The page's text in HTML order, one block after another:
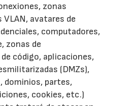
zonas
avatares de
computadores,
zonas de
código, aplicaciones,
(DMZs),
dominios, partes,
cookies, etc.)